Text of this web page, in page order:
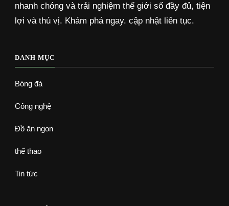
nhanh chóng và trải nghiệm thế giới số đầy đủ, tiện
lợi và thú vị. Khám phá ngay. cập nhật liên tục.
DANH MỤC
Bóng đá
Công nghệ
Đồ ăn ngon
thể thao
Tin tức